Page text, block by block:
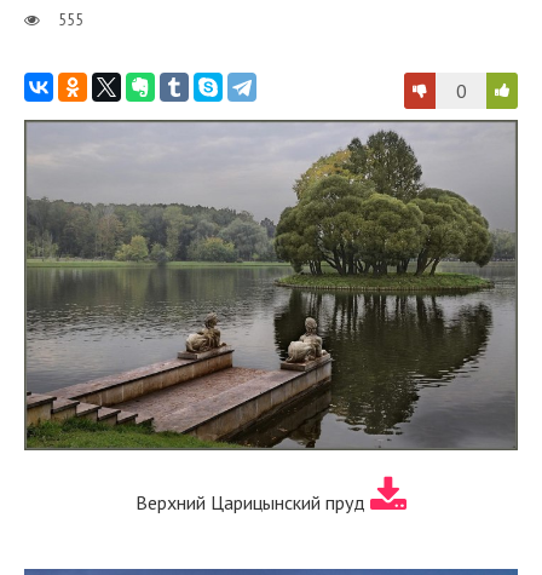
555
0
Верхний Царицынский пруд